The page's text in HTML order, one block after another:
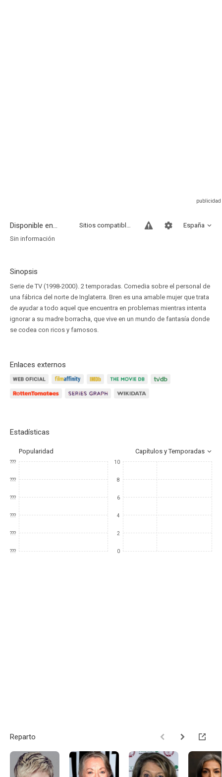
Disponible en... España
Sitios compatibles
Sin información
Sinopsis
Serie de TV (1998-2000). 2 temporadas. Comedia sobre el personal de
una fábrica del norte de Inglaterra. Bren es una amable mujer que trata
de ayudar a todo aquel que encuentra en problemas mientras intenta
ignorar a su madre borracha, que vive en un mundo de fantasía donde
se codea con ricos y famosos.
Enlaces externos
Estadísticas
Popularidad Capítulos y Temporadas
???
???
???
???
???
???
10
8
6
4
2
0
Reparto